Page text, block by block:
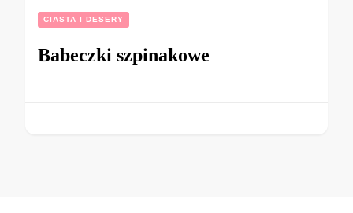
CIASTA I DESERY
Babeczki szpinakowe